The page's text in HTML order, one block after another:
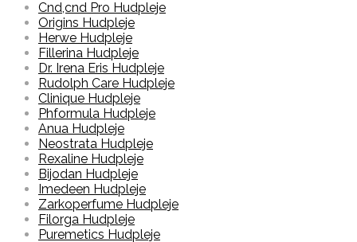
Cnd,cnd Pro Hudpleje
Origins Hudpleje
Herwe Hudpleje
Fillerina Hudpleje
Dr. Irena Eris Hudpleje
Rudolph Care Hudpleje
Clinique Hudpleje
Phformula Hudpleje
Anua Hudpleje
Neostrata Hudpleje
Rexaline Hudpleje
Bijodan Hudpleje
Imedeen Hudpleje
Zarkoperfume Hudpleje
Filorga Hudpleje
Puremetics Hudpleje